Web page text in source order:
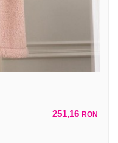
251,16 RON